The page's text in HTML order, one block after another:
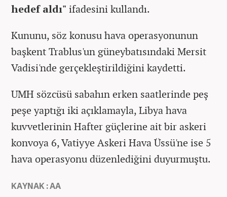
hedef aldı" ifadesini kullandı.
Kununu, söz konusu hava operasyonunun
başkent Trablus'un güneybatısındaki Mersit
Vadisi'nde gerçekleştirildiğini kaydetti.
UMH sözcüsü sabahın erken saatlerinde peş
peşe yaptığı iki açıklamayla, Libya hava
kuvvetlerinin Hafter güçlerine ait bir askeri
konvoya 6, Vatiyye Askeri Hava Üssü'ne ise 5
hava operasyonu düzenlediğini duyurmuştu.
KAYNAK : AA